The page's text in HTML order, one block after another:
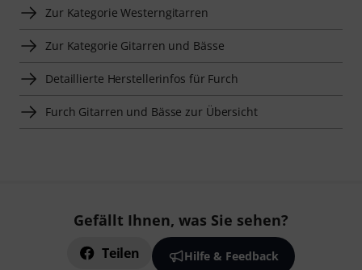
Zur Kategorie Westerngitarren
Zur Kategorie Gitarren und Bässe
Detaillierte Herstellerinfos für Furch
Furch Gitarren und Bässe zur Übersicht
Gefällt Ihnen, was Sie sehen?
Teilen Hilfe & Feedback